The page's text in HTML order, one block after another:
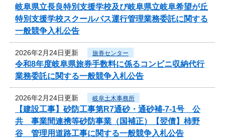
岐阜県立長良特別支援学校及び岐阜県立岐阜希望が丘
特別支援学校スクールバス運行管理業務委託に関する
一般競争入札公告
2026年2月24日更新 旅券センター
令和8年度岐阜県旅券手数料に係るコンビニ収納代行
業務委託に関する一般競争入札公告
2026年2月24日更新 岐阜土木事務所
【建設工事】砂防工事第R7通砂・通砂補-7-1号 公
共 事業間連携等砂防事業（国補正）【翌債】柿野
谷 管理用道路工事に関する一般競争入札公告